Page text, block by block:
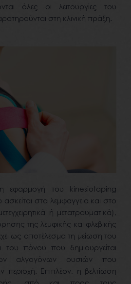
όλες οι λειτουργίες του
στη κλινική πράξη.
η εφαρμογή του kinesiotaping
ασκείται στα λεμφαγγεία και στο
ή μετατραυματικά),
της λεμφικής και φλεβικής
ως αποτέλεσμα τη μείωση του
του πόνου που δημιουργείται
αλγογόνων ουσιών που
περιοχή. Επιπλέον, η βελτίωση